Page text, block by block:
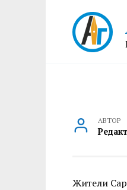
АВТОР
Жители